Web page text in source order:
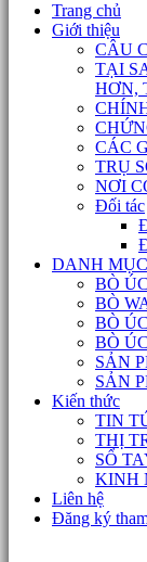
Trang chủ
Giới thiệu
CÂU
TẠI
HƠN,
CÁC
TRỤ
NƠI
Đối tác
DANH
BÒ
BÒ
BÒ
BÒ
SẢN
SẢN
Kiến thức
TIN
THỊ
SỔ
KINH
Liên hệ
Đăng ký